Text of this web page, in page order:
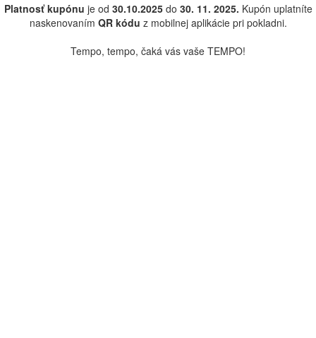
Platnosť kupónu je od 30.10.2025 do 30. 11. 2025. Kupón uplatníte
naskenovaním QR kódu z mobilnej aplikácie pri pokladni.
Tempo, tempo, čaká vás vaše TEMPO!